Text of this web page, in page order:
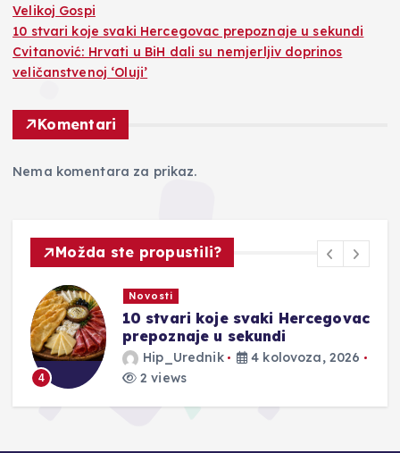
Velikoj Gospi
10 stvari koje svaki Hercegovac prepoznaje u sekundi
Cvitanović: Hrvati u BiH dali su nemjerljiv doprinos
veličanstvenoj ‘Oluji’
Komentari
Nema komentara za prikaz.
Možda ste propustili?
4
Novosti
10 stvari koje svaki Hercegovac
prepoznaje u sekundi
Hip_Urednik
4 kolovoza, 2026
2 views